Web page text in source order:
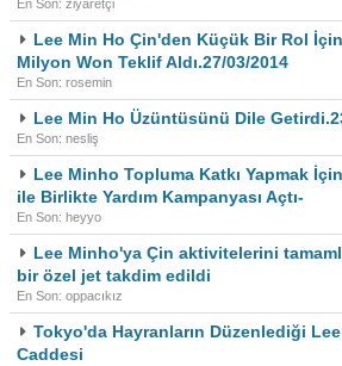
En Son: ziyaretçi
Lee Min Ho Çin'den Küçük Bir Rol
Milyon Won Teklif Aldı.27/03/2014
En Son: rosemin
Lee Min Ho Üzüntüsünü Dile
En Son: nesliş
Lee Minho Topluma Katkı Yapmak
ile Birlikte Yardım Kampanyası Açtı-
En Son: heyyo
Lee Minho'ya Çin aktivitelerini
bir özel jet takdim edildi
En Son: oppacıkız
Tokyo'da Hayranların Düzenlediği
Caddesi